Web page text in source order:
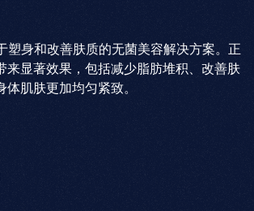
Español
Pусский
身和改善肤质的无菌美容解决方案。正
来显著效果，包括减少脂肪堆积、改善肤
肌肤更加均匀紧致。